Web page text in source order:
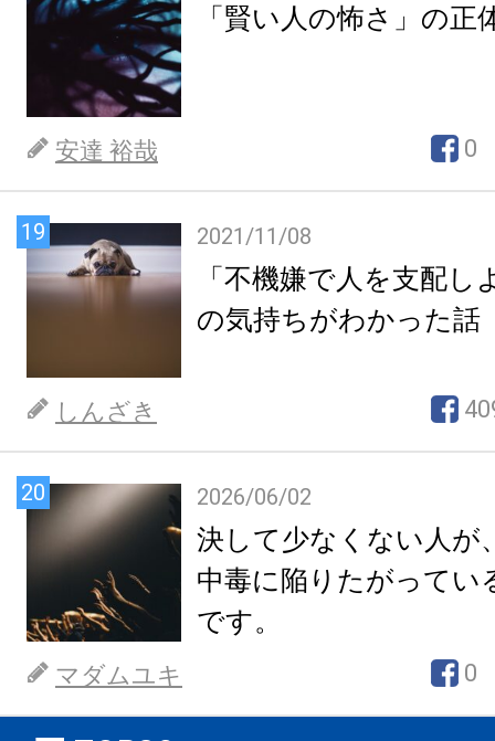
「賢い人の怖さ」の正
安達 裕哉 0
19 2021/11/08
「不機嫌で人を支配し
の気持ちがわかった話
しんざき
20 2026/06/02
決して少なくない人が
中毒に陥りたがってい
です。
マダムユキ 0